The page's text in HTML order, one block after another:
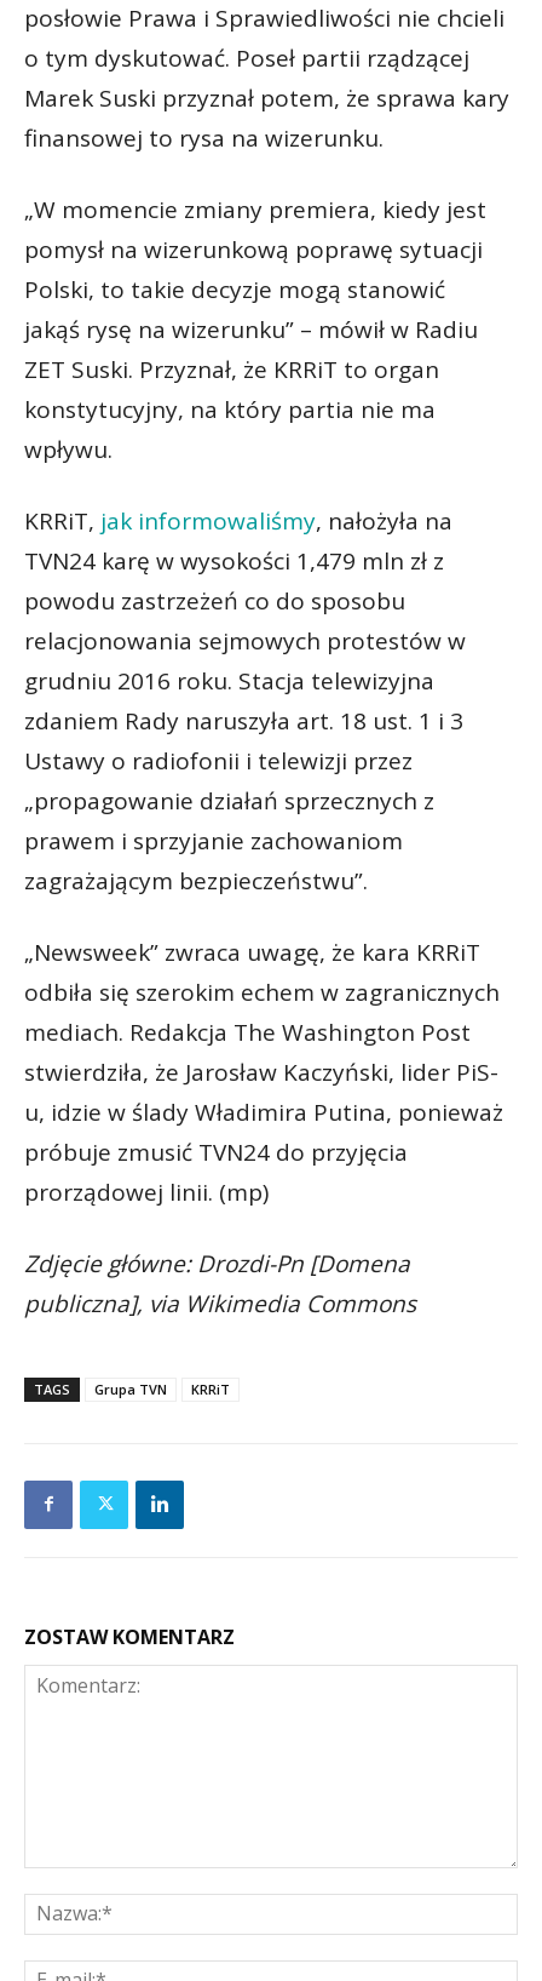
posłowie Prawa i Sprawiedliwości nie chcieli
o tym dyskutować. Poseł partii rządzącej
Marek Suski przyznał potem, że sprawa kary
finansowej to rysa na wizerunku.
„W momencie zmiany premiera, kiedy jest
pomysł na wizerunkową poprawę sytuacji
Polski, to takie decyzje mogą stanowić
jakąś rysę na wizerunku” – mówił w Radiu
ZET Suski. Przyznał, że KRRiT to organ
konstytucyjny, na który partia nie ma
wpływu.
KRRiT, jak informowaliśmy, nałożyła na
TVN24 karę w wysokości 1,479 mln zł z
powodu zastrzeżeń co do sposobu
relacjonowania sejmowych protestów w
grudniu 2016 roku. Stacja telewizyjna
zdaniem Rady naruszyła art. 18 ust. 1 i 3
Ustawy o radiofonii i telewizji przez
„propagowanie działań sprzecznych z
prawem i sprzyjanie zachowaniom
zagrażającym bezpieczeństwu”.
„Newsweek” zwraca uwagę, że kara KRRiT
odbiła się szerokim echem w zagranicznych
mediach. Redakcja The Washington Post
stwierdziła, że Jarosław Kaczyński, lider PiS-
u, idzie w ślady Władimira Putina, ponieważ
próbuje zmusić TVN24 do przyjęcia
prorządowej linii. (mp)
Zdjęcie główne: Drozdi-Pn [Domena
publiczna], via Wikimedia Commons
TAGS Grupa TVN KRRiT
ZOSTAW KOMENTARZ